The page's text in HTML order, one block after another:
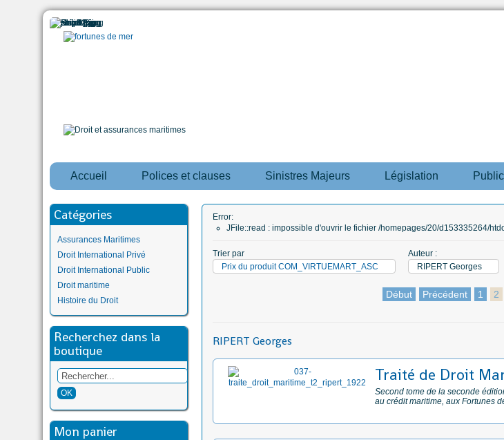
Accueil Polices et clauses Sinistres Majeurs Législation
Catégories
Assurances Maritimes
Droit International Privé
Droit International Public
Droit maritime
Histoire du Droit
Recherchez dans la
boutique
Mon panier
Error:
JFile::read : impossible d'ouvrir le fichier /homepages/20/d153335264/
Trier par
Prix du produit COM_VIRTUEMART_ASC
Auteur :
RIPERT Georges
Début Précédent 1 2
RIPERT Georges
Traité de Droit
Second tome de la seconde
au crédit maritime, aux Fortunes